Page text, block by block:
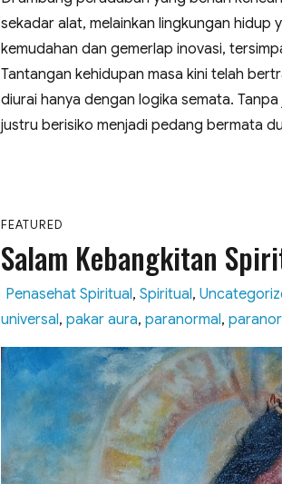
sekadar alat, melainkan lingkungan hidup
kemudahan dan gemerlap inovasi,
Tantangan kehidupan masa kini telah
diurai hanya dengan logika semata.
justru berisiko menjadi pedang bermata
FEATURED
Salam Kebangkitan
Categories
Penasehat Spiritual, Spiritual,
universal, pakar aura, paranormal,